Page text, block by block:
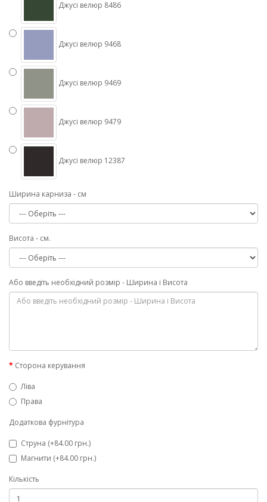
Джусі велюр 8486
Джусі велюр 9468
Джусі велюр 9469
Джусі велюр 9479
Джусі велюр 12387
Ширина карниза - см
Висота - см.
Або введіть необхідний розмір - Ширина і Висота
Сторона керування
Ліва
Права
Додаткова фурнітура
Струна (+84.00 грн.)
Магнити (+84.00 грн.)
Кількість